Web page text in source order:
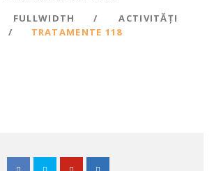
FULLWIDTH
ACTIVITĂȚI
TRATAMENTE 118